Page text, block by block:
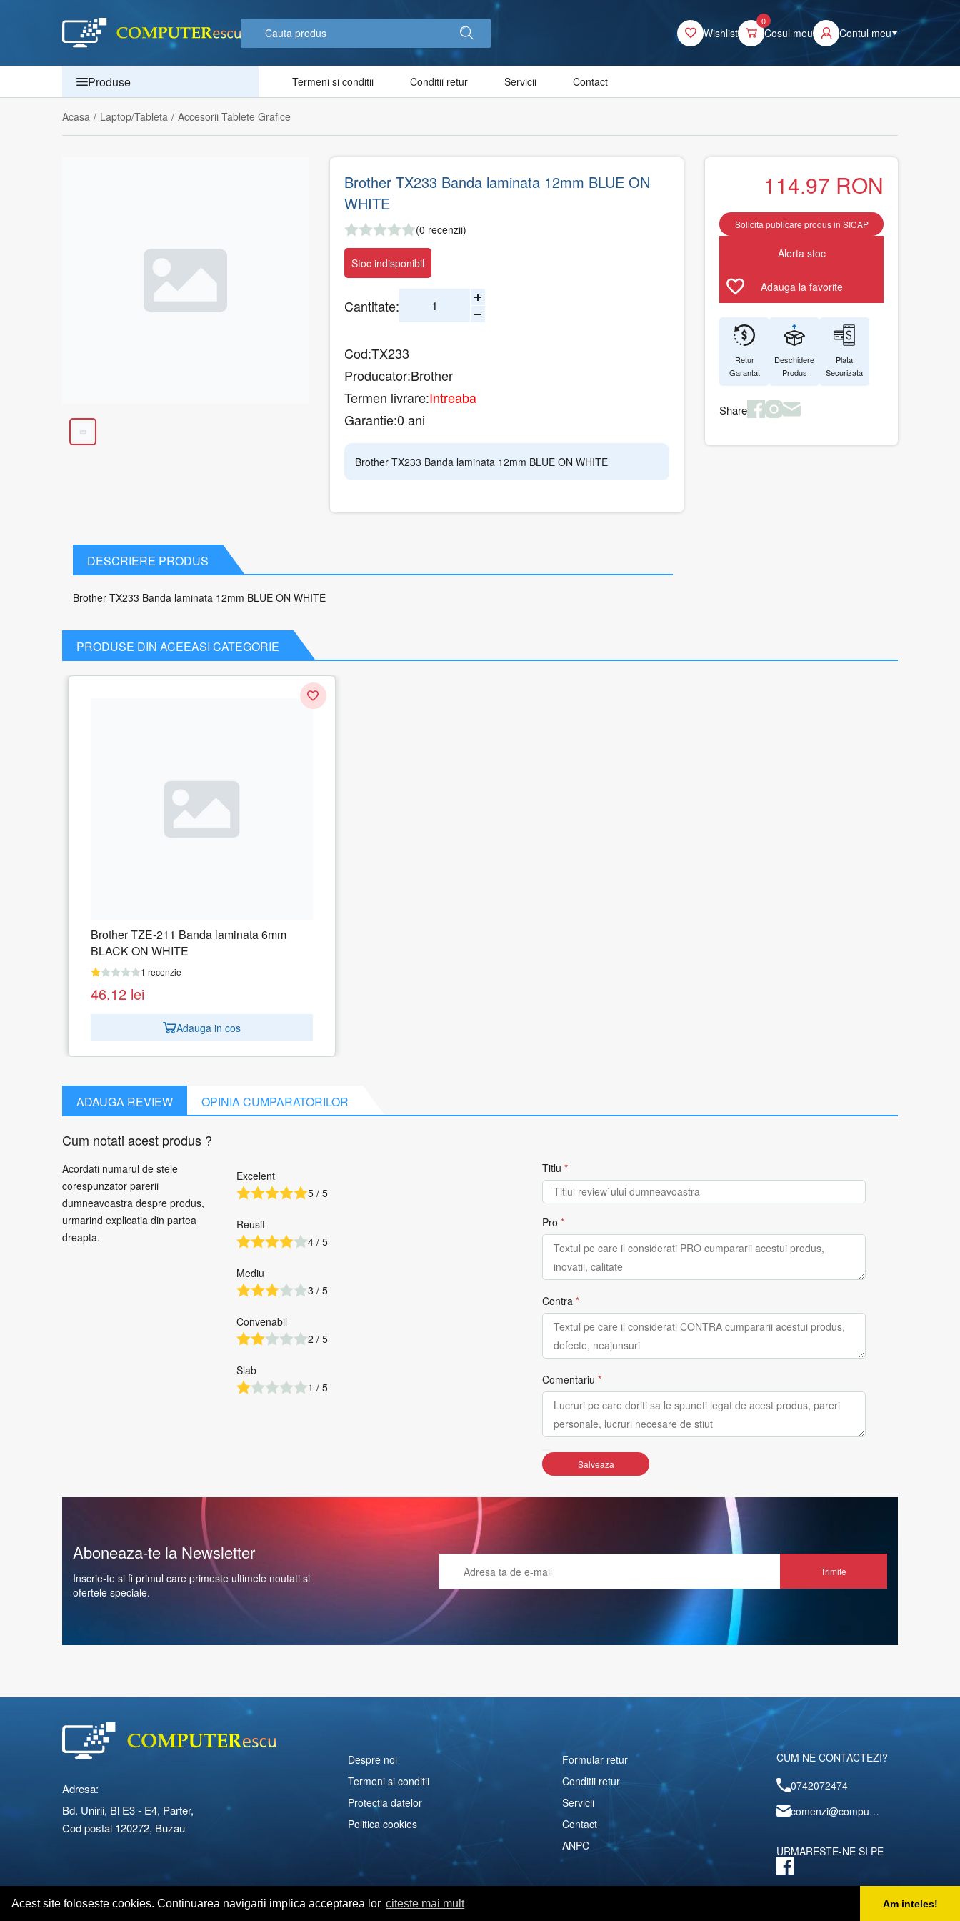
Acest site foloseste cookies. Continuarea navigarii implica acceptarea lor citeste mai mult Am inteles!
Wishlist
0
Cosul meu Contul meu
Produse Termeni si conditii Conditii retur Servicii Contact
Acasa / Laptop/Tableta / Accesorii Tablete Grafice
Brother TX233 Banda laminata 12mm BLUE ON
WHITE
(0 recenzii)
Stoc indisponibil
Cantitate:
Cod:TX233
Producator:Brother
Termen livrare:Intreaba
Garantie:0 ani
Brother TX233 Banda laminata 12mm BLUE ON WHITE
DESCRIERE PRODUS
Brother TX233 Banda laminata 12mm BLUE ON WHITE
114.97 RON
Solicita publicare produs in SICAP
Alerta stoc
Adauga la favorite
Retur
Garantat
Deschidere
Produs
Plata
Securizata
Share
PRODUSE DIN ACEEASI CATEGORIE
Brother TZE-211 Banda laminata 6mm
BLACK ON WHITE
1 recenzie
46.12 lei
Adauga in cos
ADAUGA REVIEW OPINIA CUMPARATORILOR
Cum notati acest produs ?
Acordati numarul de stele
corespunzator parerii
dumneavoastra despre produs,
urmarind explicatia din partea
dreapta.
Excelent
5 / 5
Reusit
4 / 5
Mediu
3 / 5
Convenabil
2 / 5
Slab
1 / 5
Titlu *
Pro *
Contra *
Comentariu *
Salveaza
Aboneaza-te la Newsletter
Inscrie-te si fi primul care primeste ultimele noutati si
ofertele speciale.
Trimite
Adresa:
Bd. Unirii, Bl E3 - E4, Parter,
Cod postal 120272, Buzau
Despre noi
Termeni si conditii
Protectia datelor
Politica cookies
Formular retur
Conditii retur
Servicii
Contact
ANPC
CUM NE CONTACTEZI?
0742072474
comenzi@computerescu.ro
URMARESTE-NE SI PE
Copyright © 2026 Computerescu.ro. All rights reserved